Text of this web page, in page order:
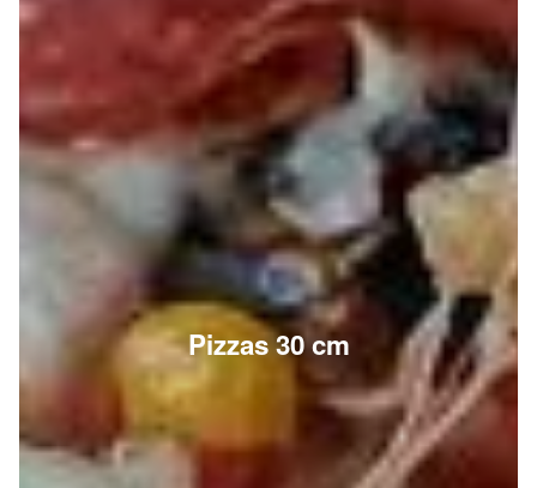
Pizzas 30 cm